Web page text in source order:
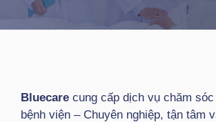
Bluecare cung cấp dịch vụ chăm
bệnh viện – Chuyên nghiệp, tận tâm